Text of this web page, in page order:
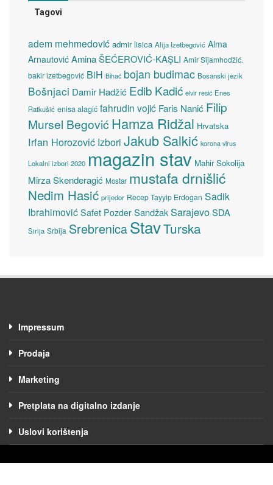
Tagovi
adem mehmedović admir lisica Alija Izetbegović Alma
Arnautović Amina ŠEĆEROVIĆ-KAŞLI Amir Sijamhodžić.
bakir izetbegović BiH Bihać bojan budimac Bosanski jezik
Bošnjaci Damir Hadžić Edib Kadić elvir resić Enes
Ratkušić enisa alagić fahrudin vojić Faris Nanić Filip
Mursel Begović Hamza Ridžal Hrvatska
Irfan Horozović Izbori Jakub Salkić korona virus
Lokalni izbori 2020 magazin stav Mahir Sokolija
Mirza Skenderagić Mostar mustafa drnišlić
Nedim Hasić prijedor Recep Tayyip Erdogan Sadik
Ibrahimović Safet Pozder SandžakSarajevoSDA
Sirija Srbija SrebrenicaStavTurska
Impressum
Prodaja
Marketing
Pretplata na digitalno izdanje
Uslovi korištenja